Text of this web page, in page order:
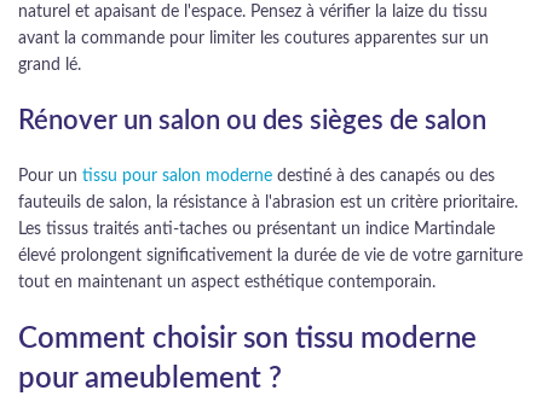
naturel et apaisant de l'espace. Pensez à vérifier la laize du tissu
avant la commande pour limiter les coutures apparentes sur un
grand lé.
Rénover un salon ou des sièges de salon
Pour un tissu pour salon moderne destiné à des canapés ou des
fauteuils de salon, la résistance à l'abrasion est un critère prioritaire.
Les tissus traités anti-taches ou présentant un indice Martindale
élevé prolongent significativement la durée de vie de votre garniture
tout en maintenant un aspect esthétique contemporain.
Comment choisir son tissu moderne
pour ameublement ?